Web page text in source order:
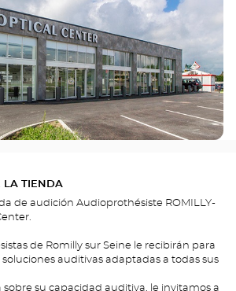
LA TIENDA
de audición Audioprothésiste ROMILLY-
de Romilly sur Seine le recibirán para
auditivas adaptadas a todas sus
su capacidad auditiva, le invitamos a